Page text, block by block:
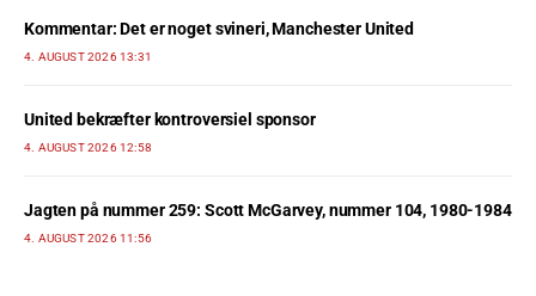
Kommentar: Det er noget svineri, Manchester United
4. AUGUST 2026 13:31
United bekræfter kontroversiel sponsor
4. AUGUST 2026 12:58
Jagten på nummer 259: Scott McGarvey, nummer 104, 1980-1984
4. AUGUST 2026 11:56